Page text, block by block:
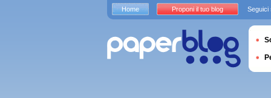
Home Proponi il tuo blog Seguici